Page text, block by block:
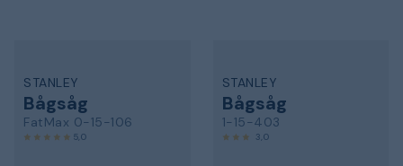
STANLEY
Bågsåg
FatMax 0-15-106
5,0
STANLEY
Bågsåg
1-15-403
3,0